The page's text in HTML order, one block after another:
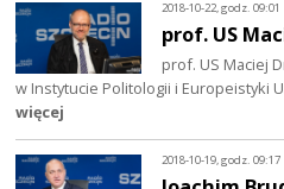
2018-10-22, godz. 09:01
prof. US
prof. US Maciej
w Instytucie Politologii i Europeistyki
więcej
2018-10-19, godz. 09:17